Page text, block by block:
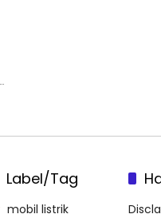
Label/Tag
mobil listrik